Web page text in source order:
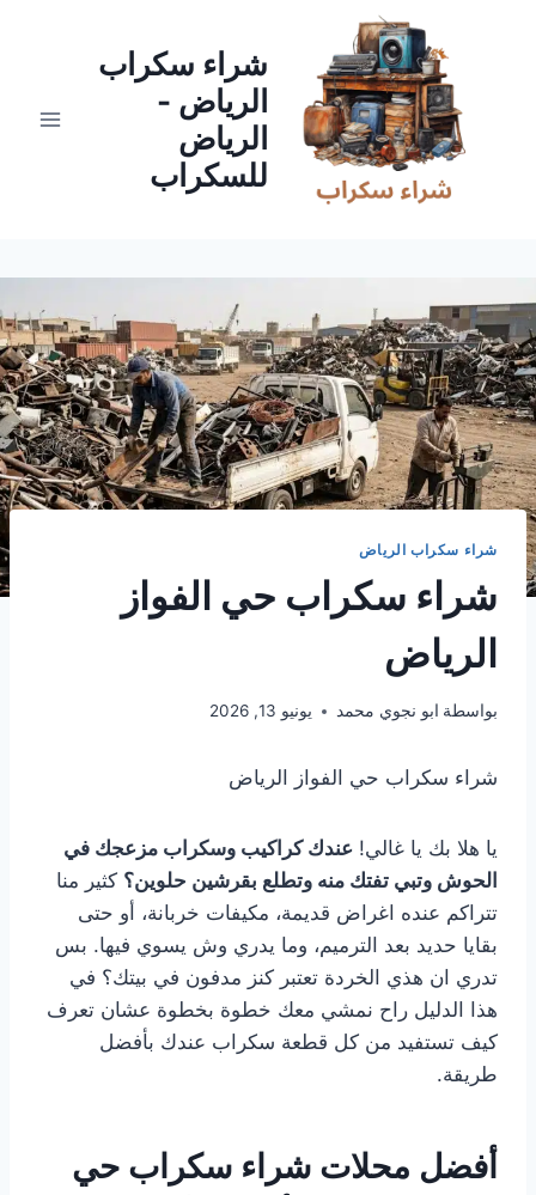
شراء سكراب
الرياض -
الرياض
للسكراب
شراء سكراب الرياض
شراء سكراب حي الفواز
الرياض
بواسطة ابو نجوي محمد يونيو 13, 2026
شراء سكراب حي الفواز الرياض
يا هلا بك يا غالي! عندك كراكيب وسكراب مزعجك في
الحوش وتبي تفتك منه وتطلع بقرشين حلوين؟ كثير منا
تتراكم عنده اغراض قديمة، مكيفات خربانة، أو حتى
بقايا حديد بعد الترميم، وما يدري وش يسوي فيها. بس
تدري ان هذي الخردة تعتبر كنز مدفون في بيتك؟ في
هذا الدليل راح نمشي معك خطوة بخطوة عشان تعرف
كيف تستفيد من كل قطعة سكراب عندك بأفضل
طريقة.
أفضل محلات شراء سكراب حي